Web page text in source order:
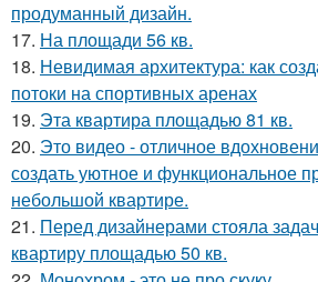
продуманный дизайн.
17. На площади 56 кв.
18. Невидимая архитектура: как
потоки на спортивных аренах
19. Эта квартира площадью 81 кв.
20. Это видео - отличное
создать уютное и функциональное
небольшой квартире.
21. Перед дизайнерами стояла
квартиру площадью 50 кв.